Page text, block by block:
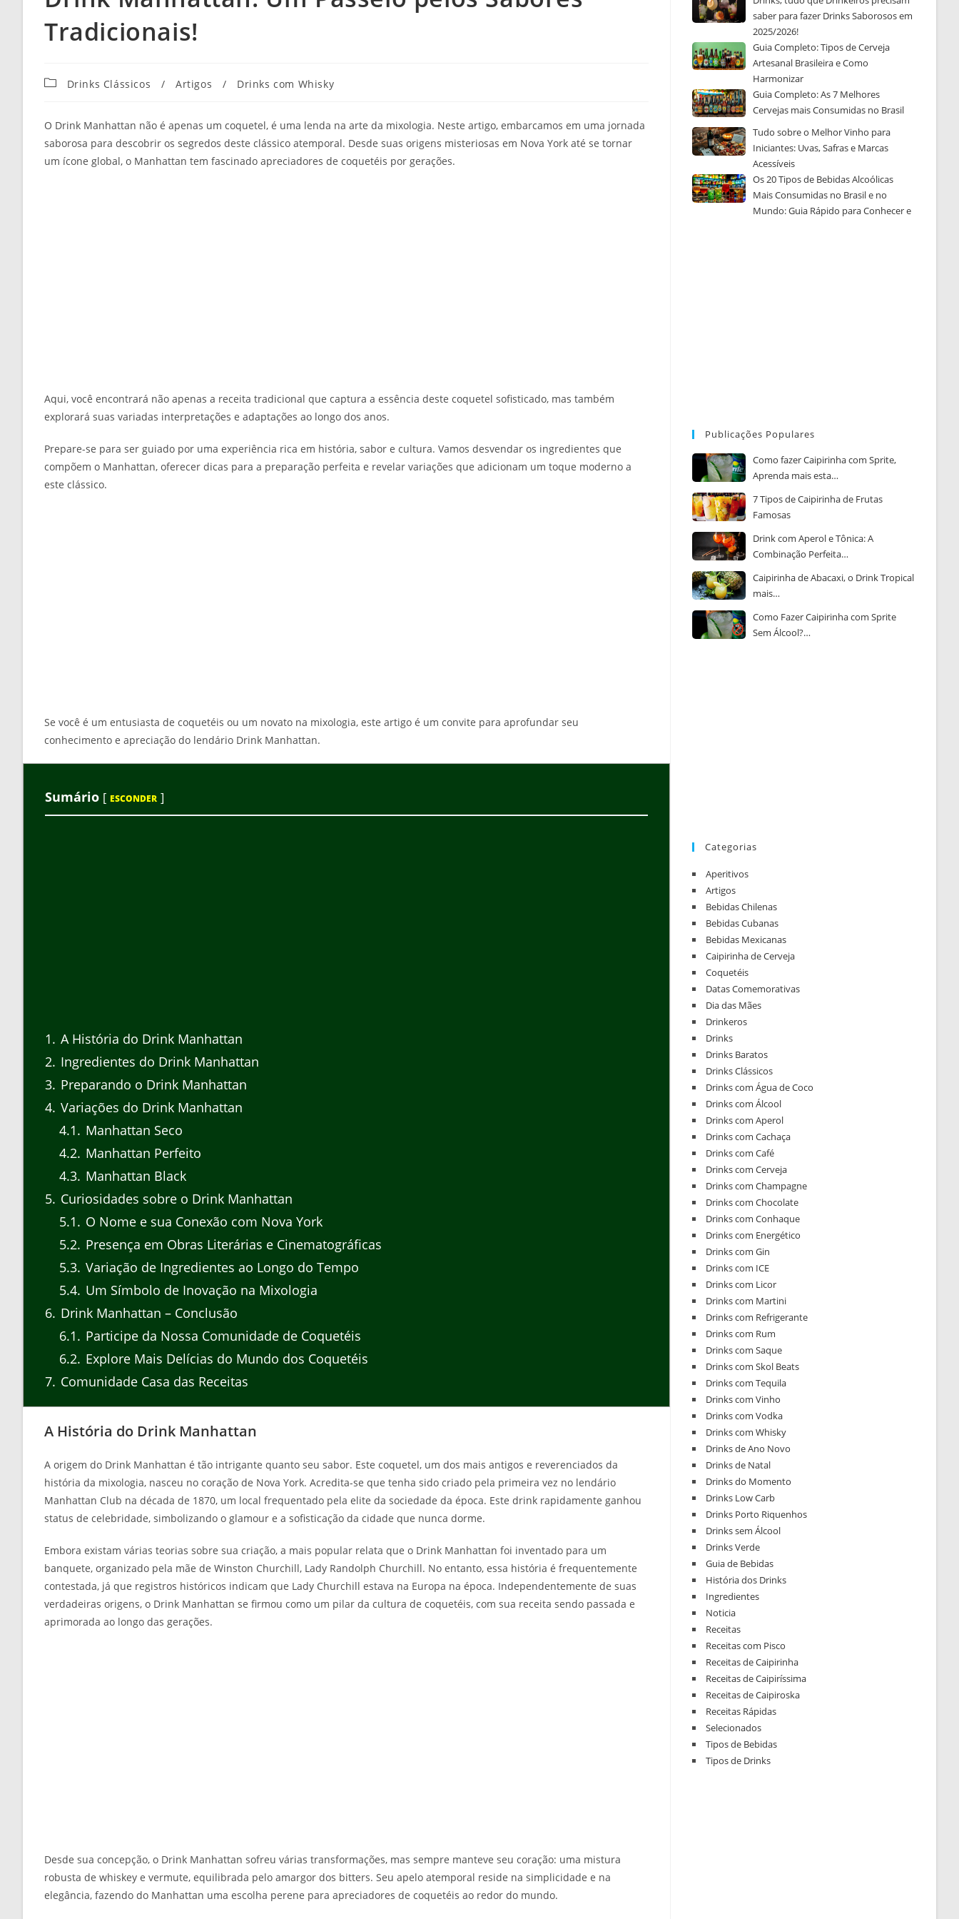
Tradicionais!
CategoriaDrinks Clássicos / Artigos / Drinks com Whisky
O Drink Manhattan não é apenas um coquetel, é uma lenda na arte da mixologia. Neste artigo, embarcamos em uma jornada
saborosa para descobrir os segredos deste clássico atemporal. Desde suas origens misteriosas em Nova York até se tornar
um ícone global, o Manhattan tem fascinado apreciadores de coquetéis por gerações.
Aqui, você encontrará não apenas a receita tradicional que captura a essência deste coquetel sofisticado, mas também
explorará suas variadas interpretações e adaptações ao longo dos anos.
Prepare-se para ser guiado por uma experiência rica em história, sabor e cultura. Vamos desvendar os ingredientes que
compõem o Manhattan, oferecer dicas para a preparação perfeita e revelar variações que adicionam um toque moderno a
este clássico.
Se você é um entusiasta de coquetéis ou um novato na mixologia, este artigo é um convite para aprofundar seu
conhecimento e apreciação do lendário Drink Manhattan.
Sumário [ ESCONDER ]
1
A História do Drink Manhattan
2 Ingredientes do Drink Manhattan
3 Preparando o Drink Manhattan
4 Variações do Drink Manhattan
4.1
Manhattan Seco
4.2 Manhattan Perfeito
4.3 Manhattan Black
5 Curiosidades sobre o Drink Manhattan
5.1
O Nome e sua Conexão com Nova York
5.2 Presença em Obras Literárias e Cinematográficas
5.3 Variação de Ingredientes ao Longo do Tempo
5.4 Um Símbolo de Inovação na Mixologia
6 Drink Manhattan – Conclusão
6.1
Participe da Nossa Comunidade de Coquetéis
6.2 Explore Mais Delícias do Mundo dos Coquetéis
7 Comunidade Casa das Receitas
A História do Drink Manhattan
A origem do Drink Manhattan é tão intrigante quanto seu sabor. Este coquetel, um dos mais antigos e reverenciados da
história da mixologia, nasceu no coração de Nova York. Acredita-se que tenha sido criado pela primeira vez no lendário
Manhattan Club na década de 1870, um local frequentado pela elite da sociedade da época. Este drink rapidamente ganhou
status de celebridade, simbolizando o glamour e a sofisticação da cidade que nunca dorme.
Embora existam várias teorias sobre sua criação, a mais popular relata que o Drink Manhattan foi inventado para um
banquete, organizado pela mãe de Winston Churchill, Lady Randolph Churchill. No entanto, essa história é frequentemente
contestada, já que registros históricos indicam que Lady Churchill estava na Europa na época. Independentemente de suas
verdadeiras origens, o Drink Manhattan se firmou como um pilar da cultura de coquetéis, com sua receita sendo passada e
aprimorada ao longo das gerações.
Desde sua concepção, o Drink Manhattan sofreu várias transformações, mas sempre manteve seu coração: uma mistura
robusta de whiskey e vermute, equilibrada pelo amargor dos bitters. Seu apelo atemporal reside na simplicidade e na
elegância, fazendo do Manhattan uma escolha perene para apreciadores de coquetéis ao redor do mundo.
saber para fazer Drinks Saborosos em
2025/2026!
Guia Completo: Tipos de Cerveja
Artesanal Brasileira e Como
Harmonizar
Guia Completo: As 7 Melhores
Cervejas mais Consumidas no Brasil
Tudo sobre o Melhor Vinho para
Iniciantes: Uvas, Safras e Marcas
Acessíveis
Os 20 Tipos de Bebidas Alcoólicas
Mais Consumidas no Brasil e no
Mundo: Guia Rápido para Conhecer e
Publicações Populares
Como fazer Caipirinha com Sprite,
Aprenda mais esta…
7 Tipos de Caipirinha de Frutas
Famosas
Drink com Aperol e Tônica: A
Combinação Perfeita…
Caipirinha de Abacaxi, o Drink Tropical
mais…
Como Fazer Caipirinha com Sprite
Sem Álcool?…
Categorias
Aperitivos
Artigos
Bebidas Chilenas
Bebidas Cubanas
Bebidas Mexicanas
Caipirinha de Cerveja
Coquetéis
Datas Comemorativas
Dia das Mães
Drinkeros
Drinks
Drinks Baratos
Drinks Clássicos
Drinks com Água de Coco
Drinks com Álcool
Drinks com Aperol
Drinks com Cachaça
Drinks com Café
Drinks com Cerveja
Drinks com Champagne
Drinks com Chocolate
Drinks com Conhaque
Drinks com Energético
Drinks com Gin
Drinks com ICE
Drinks com Licor
Drinks com Martini
Drinks com Refrigerante
Drinks com Rum
Drinks com Saque
Drinks com Skol Beats
Drinks com Tequila
Drinks com Vinho
Drinks com Vodka
Drinks com Whisky
Drinks de Ano Novo
Drinks de Natal
Drinks do Momento
Drinks Low Carb
Drinks Porto Riquenhos
Drinks sem Álcool
Drinks Verde
Guia de Bebidas
História dos Drinks
Ingredientes
Noticia
Receitas
Receitas com Pisco
Receitas de Caipirinha
Receitas de Caipiríssima
Receitas de Caipiroska
Receitas Rápidas
Selecionados
Tipos de Bebidas
Tipos de Drinks